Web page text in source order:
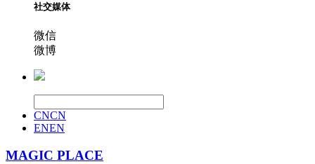
社交媒体
微信
微博
CNCN
ENEN
MAGIC PLACE